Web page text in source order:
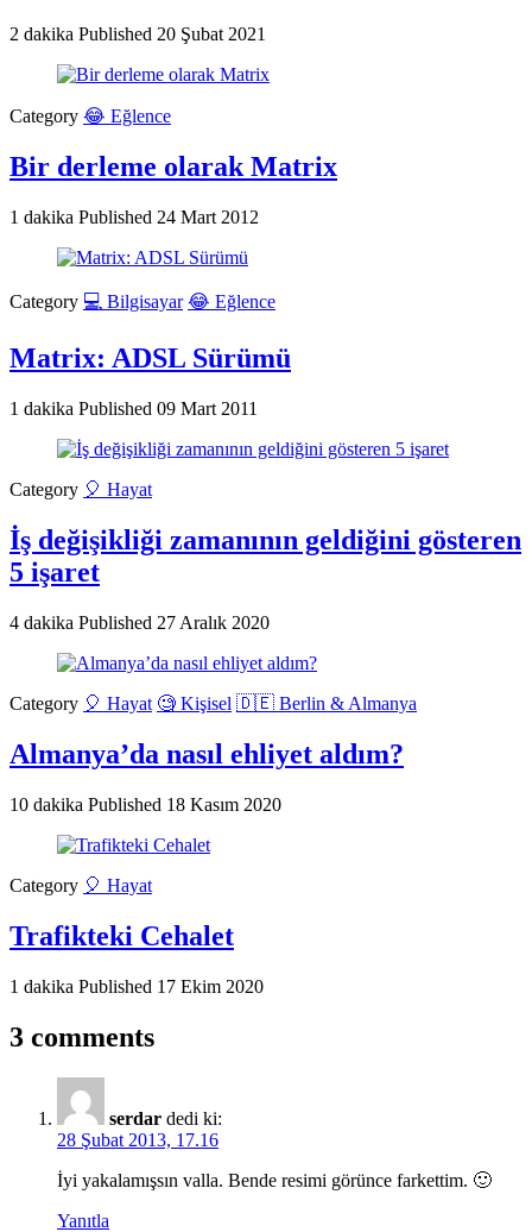
2 dakika Published 20 Şubat 2021
Category 😂 Eğlence
Bir derleme olarak Matrix
1 dakika Published 24 Mart 2012
Category 💻 Bilgisayar 😂 Eğlence
Matrix: ADSL Sürümü
1 dakika Published 09 Mart 2011
Category 🎈 Hayat
İş değişikliği zamanının geldiğini gösteren
5 işaret
4 dakika Published 27 Aralık 2020
Category 🎈 Hayat 🧐 Kişisel 🇩🇪 Berlin & Almanya
Almanya’da nasıl ehliyet aldım?
10 dakika Published 18 Kasım 2020
Category 🎈 Hayat
Trafikteki Cehalet
1 dakika Published 17 Ekim 2020
3 comments
serdar dedi ki:
28 Şubat 2013, 17.16
İyi yakalamışsın valla. Bende resimi görünce farkettim. 🙂
Yanıtla